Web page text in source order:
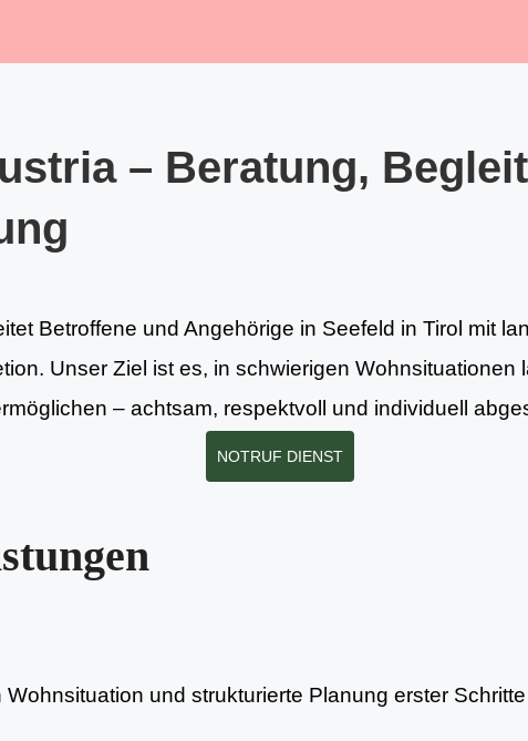
– Beratung,
Betroffene und Angehörige in Seefeld in Tirol mit
Unser Ziel ist es, in schwierigen Wohnsituationen
– achtsam, respektvoll und individuell
NOTRUF DIENST
und strukturierte Planung erster